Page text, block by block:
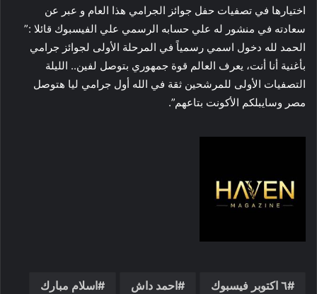
اختيارها في تصفيات حفل جوائز الجرامي هذا العام و عبر عن
سعادته في منشور له علي حسابه الرسمي علي الفيسبوك قائلا :”
الحمد لله دخول اسمي رسمياً في المرحلة الأولى لجوائز جرامي
بأغنية أنا أنت، يعرف العالم قوة جمهوري بتوصل لفين.. الليلة
التصفيات الأولى للمرشحين ثقة في الله أول جرامي ليا هتوصل
مصر وسايبلكم الأكونت بتاعهم”.
٦ اكتوبر فيسبوك احمد داش اسلام مبارك